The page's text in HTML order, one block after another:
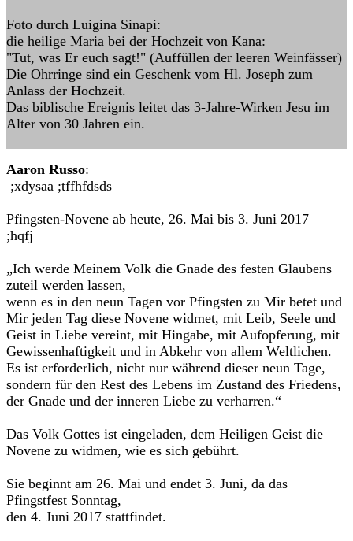
Foto durch Luigina Sinapi:
die heilige Maria bei der Hochzeit von Kana:
"Tut, was Er euch sagt!" (Auffüllen der leeren Weinfässer)
Die Ohrringe sind ein Geschenk vom Hl. Joseph zum
Anlass der Hochzeit.
Das biblische Ereignis leitet das 3-Jahre-Wirken Jesu im
Alter von 30 Jahren ein.
Aaron Russo:
;xdysaa ;tffhfdsds
Pfingsten-Novene ab heute, 26. Mai bis 3. Juni 2017
;hqfj
„Ich werde Meinem Volk die Gnade des festen Glaubens
zuteil werden lassen,
wenn es in den neun Tagen vor Pfingsten zu Mir betet und
Mir jeden Tag diese Novene widmet, mit Leib, Seele und
Geist in Liebe vereint, mit Hingabe, mit Aufopferung, mit
Gewissenhaftigkeit und in Abkehr von allem Weltlichen.
Es ist erforderlich, nicht nur während dieser neun Tage,
sondern für den Rest des Lebens im Zustand des Friedens,
der Gnade und der inneren Liebe zu verharren.“
Das Volk Gottes ist eingeladen, dem Heiligen Geist die
Novene zu widmen, wie es sich gebührt.
Sie beginnt am 26. Mai und endet 3. Juni, da das
Pfingstfest Sonntag,
den 4. Juni 2017 stattfindet.